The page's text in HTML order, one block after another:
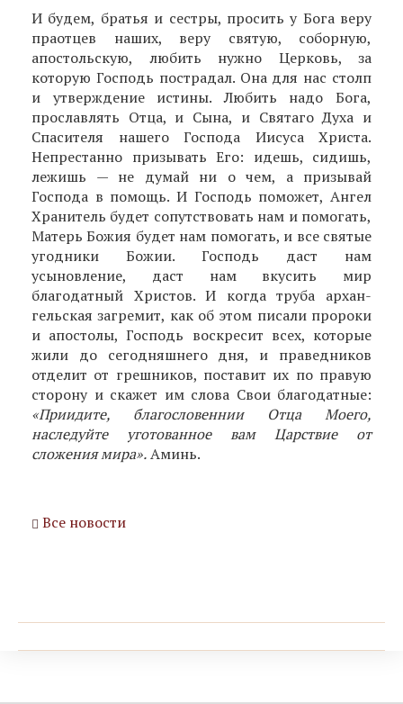
И будем, братья и сестры, просить у Бога веру
праотцев наших, веру святую, соборную,
апостоль­скую, любить нужно Церковь, за
которую Господь пострадал. Она для нас столп
и утверждение истины. Любить надо Бога,
прославлять Отца, и Сына, и Святаго Духа и
Спасителя нашего Господа Иисуса Христа.
Непрестанно призывать Его: идешь, сидишь,
лежишь — не думай ни о чем, а призывай
Господа в помощь. И Господь поможет, Ангел
Хранитель будет сопутствовать нам и помогать,
Матерь Божия будет нам помогать, и все святые
угодники Божии. Господь даст нам
усыновление, даст нам вкусить мир
благодатный Христов. И когда труба архан­
гельская загремит, как об этом писали пророки
и апостолы, Господь воскресит всех, которые
жили до сегодняшнего дня, и праведников
отделит от греш­ников, поставит их по правую
сторону и скажет им слова Свои благодатные:
«Приидите, благословеннии Отца Моего,
наследуйте уготованное вам Царствие от
сложения мира».Аминь.
Все новости